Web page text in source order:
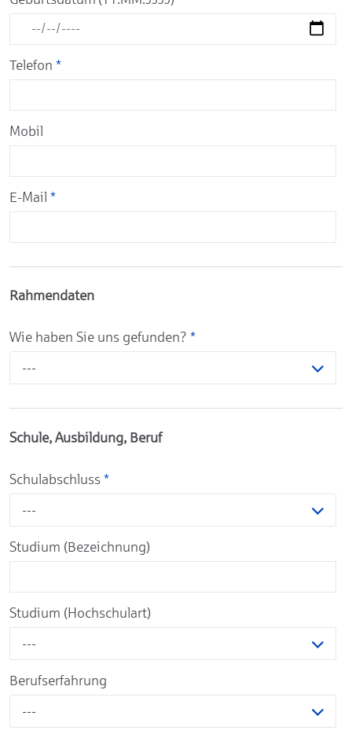
Telefon *
Mobil
E-Mail *
Rahmendaten
Wie haben Sie uns gefunden? *
---
Schule, Ausbildung, Beruf
Schulabschluss *
---
Studium (Bezeichnung)
Studium (Hochschulart)
---
Berufserfahrung
---